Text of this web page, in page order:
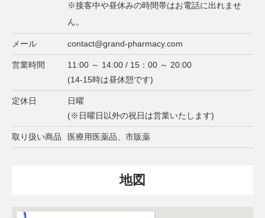
※接客中や昼休みの時間帯はお電話に出れませ
ん。
メール contact@grand-pharmacy.com
営業時間
11:00 ～ 14:00 / 15：00 ～ 20:00
(14-15時は昼休憩です)
定休日
日曜
(※日曜日以外の祝日は営業いたします)
取り扱い商品 医療用医薬品、市販薬
地図